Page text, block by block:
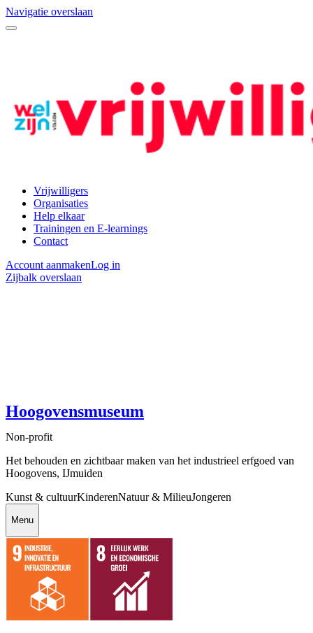
Navigatie overslaan
Vrijwilligers
Organisaties
Help elkaar
Trainingen en E-learnings
Contact
Account aanmakenLog in
Zijbalk overslaan
Hoogovensmuseum
Non-profit
Het behouden en zichtbaar maken van het industrieel erfgoed van
Hoogovens, IJmuiden
Kunst & cultuurKinderenNatuur & MilieuJongeren
Menu